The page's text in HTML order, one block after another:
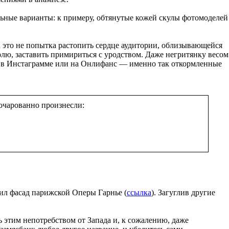
варианты: к примеру, обтянутые кожей скулы фотомоделей
не попытка растопить сердце аудитории, облизывающейся
заставить примириться с уродством. Даже негритянку весом
в Инстаграмме или на Онлифанс — именно так откормленные
произнесли:
фасад парижской Оперы Гарнье (ссылка). Загуглив другие
непотребством от Запада и, к сожалению, даже